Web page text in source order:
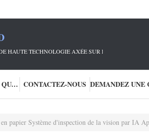
TECHNOLOGIE AXÉE SUR LA R&D ET
CONTRÔLE DE QUALITÉ CONTACTEZ-NOUS
Système d'inspection de la vision par IA Appui